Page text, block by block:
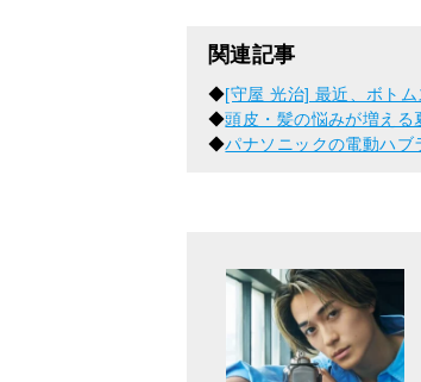
関連記事
◆[守屋 光治] 最近、ボト
◆頭皮・髪の悩みが増え
◆パナソニックの電動ハブ